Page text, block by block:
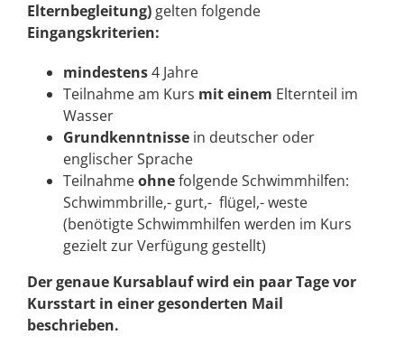
Elternbegleitung) gelten folgende
Eingangskriterien:
mindestens4 Jahre
Teilnahme am Kurs mit einem Elternteil im
Wasser
Grundkenntnisse in deutscher oder
englischer Sprache
Teilnahmeohnefolgende Schwimmhilfen:
Schwimmbrille,- gurt,- flügel,- weste
(benötigte Schwimmhilfen werden im Kurs
gezielt zur Verfügung gestellt)
Der genaue Kursablauf wird ein paar Tage vor
Kursstart in einer gesonderten Mail
beschrieben.